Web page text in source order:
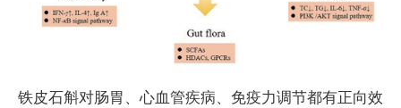
铁皮石斛对肠胃、心血管疾病、免疫力调节都有正向效